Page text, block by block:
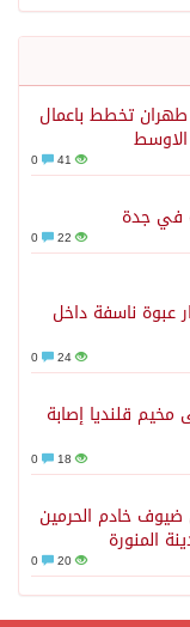
طهران تخطط باعمال
41
في جدة
22
14 إثر انفجار عبوة ناسفة داخل
24
مخيم قلنديا إصابة
18
ضيوف خادم الحرمين
المنورة
20